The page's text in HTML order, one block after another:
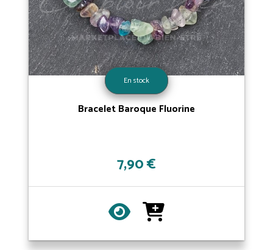
En stock
Bracelet Baroque Fluorine
7,90 €